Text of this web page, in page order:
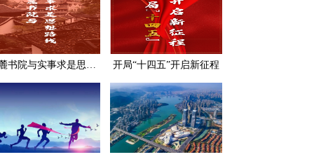
岳麓书院与实事求是思想路线 开局“十四五”开启新征程